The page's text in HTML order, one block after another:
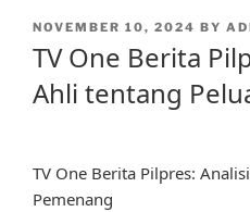
POSTED
NOVEMBER 10, 2024 BY
TV One Berita
Ahli tentang
TV One Berita Pilpres:
Pemenang